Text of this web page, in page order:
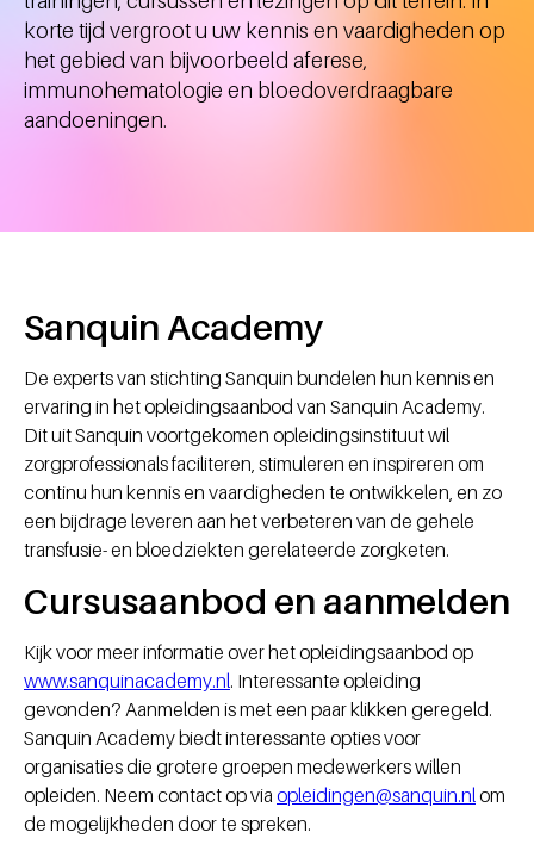
korte tijd vergroot u uw kennis en vaardigheden op
het gebied van bijvoorbeeld aferese,
immunohematologie en bloedoverdraagbare
aandoeningen.
Sanquin Academy
De experts van stichting Sanquin bundelen hun kennis en
ervaring in het opleidingsaanbod van Sanquin Academy.
Dit uit Sanquin voortgekomen opleidingsinstituut wil
zorgprofessionals faciliteren, stimuleren en inspireren om
continu hun kennis en vaardigheden te ontwikkelen, en zo
een bijdrage leveren aan het verbeteren van de gehele
transfusie- en bloedziekten gerelateerde zorgketen.
Cursusaanbod en aanmelden
Kijk voor meer informatie over het opleidingsaanbod op
www.sanquinacademy.nl. Interessante opleiding
gevonden? Aanmelden is met een paar klikken geregeld.
Sanquin Academy biedt interessante opties voor
organisaties die grotere groepen medewerkers willen
opleiden. Neem contact op via opleidingen@sanquin.nl om
de mogelijkheden door te spreken.